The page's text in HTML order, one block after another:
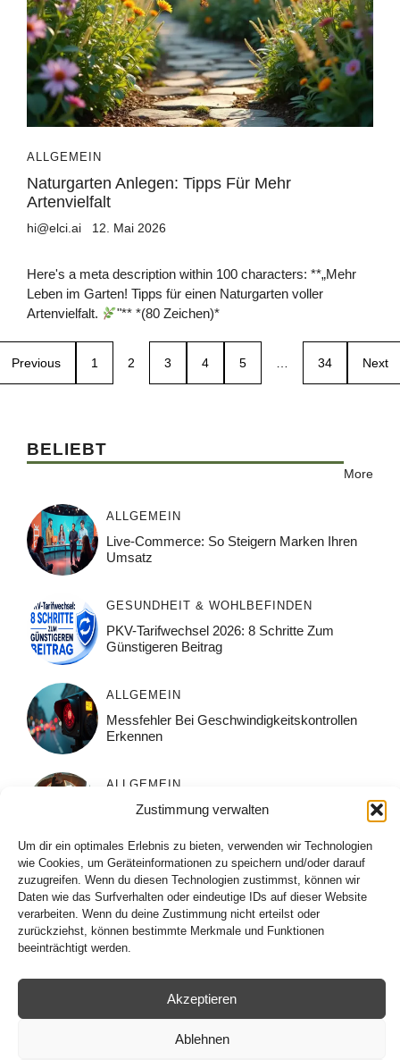
Zustimmung verwalten
Um dir ein optimales Erlebnis zu bieten, verwenden wir Technologien
wie Cookies, um Geräteinformationen zu speichern und/oder darauf
zuzugreifen. Wenn du diesen Technologien zustimmst, können wir
Daten wie das Surfverhalten oder eindeutige IDs auf dieser Website
verarbeiten. Wenn du deine Zustimmung nicht erteilst oder
zurückziehst, können bestimmte Merkmale und Funktionen
beeinträchtigt werden.
Akzeptieren
Ablehnen
ALLGEMEIN
Naturgarten Anlegen: Tipps Für Mehr
Artenvielfalt
hi@elci.ai 12. Mai 2026
Here's a meta description within 100 characters: **„Mehr
Leben im Garten! Tipps für einen Naturgarten voller
Artenvielfalt.
"** *(80 Zeichen)*
Previous 1 2 3 4 5 34 Next
BELIEBT
More
ALLGEMEIN
Live-Commerce: So Steigern Marken Ihren
Umsatz
GESUNDHEIT & WOHLBEFINDEN
PKV-Tarifwechsel 2026: 8 Schritte Zum
Günstigeren Beitrag
ALLGEMEIN
Messfehler Bei Geschwindigkeitskontrollen
Erkennen
ALLGEMEIN
Muskelpflege Nach Dem Sport: Was Wirklich
ALLGEMEIN
Augengesundheit Im Winter Richtig Schützen
© 2026
Impressum/Datenschutz